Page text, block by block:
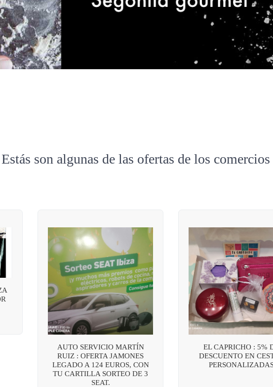
Estás son algunas de las ofertas de los
AUTO SERVICIO MARTÍN
RUIZ : OFERTA JAMONES
LEGADO A 124 EUROS, CON
TU CARTILLA SORTEO DE 3
SEAT.
EL CAPRICHO : 5%
DESCUENTO EN